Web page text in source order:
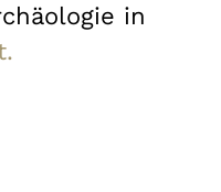
in